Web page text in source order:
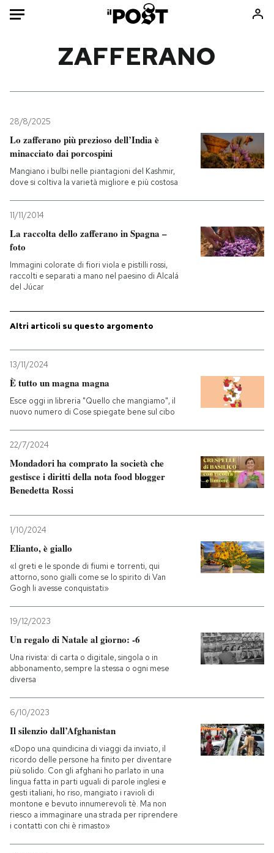
Mondo
Politica
Tecnologia
Internet
Consumismi
Ok Boomer!
Mondiali calcio 2026
I MIEI PREFERITI
CALENDARIO
Entra
ZAFFERANO
28/8/2025
Lo zafferano più prezioso dell’India è
minacciato dai porcospini
Mangiano i bulbi nelle piantagioni del Kashmir,
dove si coltiva la varietà migliore e più costosa
11/11/2014
La raccolta dello zafferano in Spagna –
foto
Immagini colorate di fiori viola e pistilli rossi,
raccolti e separati a mano nel paesino di Alcalá
del Júcar
Altri articoli su questo argomento
13/11/2024
È tutto un magna magna
Esce oggi in libreria "Quello che mangiamo", il
nuovo numero di Cose spiegate bene sul cibo
22/7/2024
Mondadori ha comprato la società che
gestisce i diritti della nota food blogger
Benedetta Rossi
1/10/2024
Elianto, è giallo
«I greti e le sponde di fiumi e torrenti, qui
attorno, sono gialli come se lo spirito di Van
Gogh li avesse conquistati»
19/12/2023
Un regalo di Natale al giorno: -6
Una rivista: di carta o digitale, singola o in
abbonamento, sempre la stessa o ogni mese
diversa
6/10/2023
Il silenzio dall’Afghanistan
«Dopo una quindicina di viaggi da inviato, il
ricordo delle persone ha finito per diventare
più solido. Con gli afghani ho parlato in una
lingua fatta in parti uguali di parole inglesi e
gesti italiani, ho riso, mangiato i ravioli di
montone e bevuto innumerevoli tè. Ma non
riesco a immaginare una strada per riprendere
i contatti con chi è rimasto»